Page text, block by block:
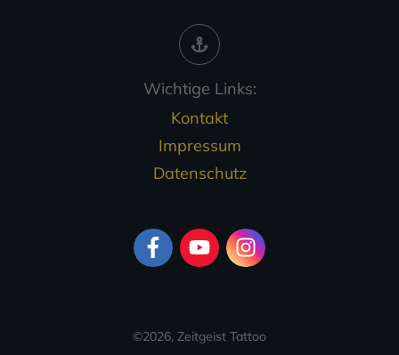
Wichtige Links:
Kontakt
Impressum
Datenschutz
©2026, Zeitgeist Tattoo